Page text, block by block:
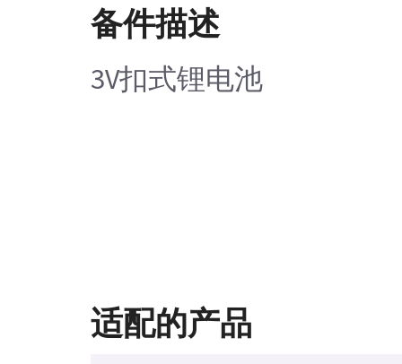
备件描述
3V扣式锂电池
适配的产品